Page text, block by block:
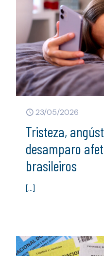
23/05/2026
Tristeza,
desamparo
brasileiros
[…]